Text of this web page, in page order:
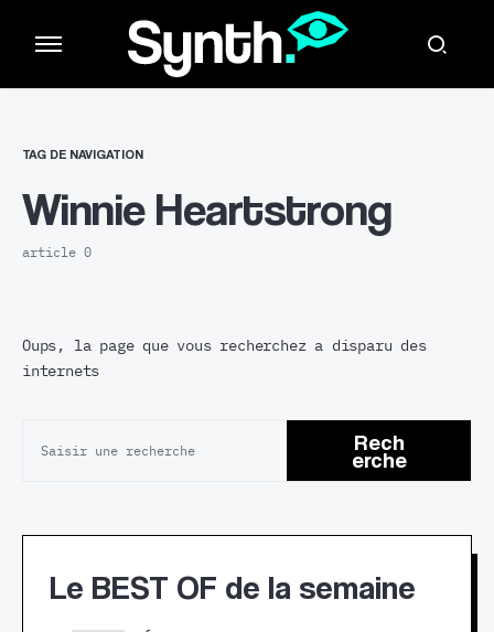
TAG DE NAVIGATION
Winnie Heartstrong
article 0
Oups, la page que vous recherchez a disparu des
internets
Rech
erche
Le BEST OF de la semaine